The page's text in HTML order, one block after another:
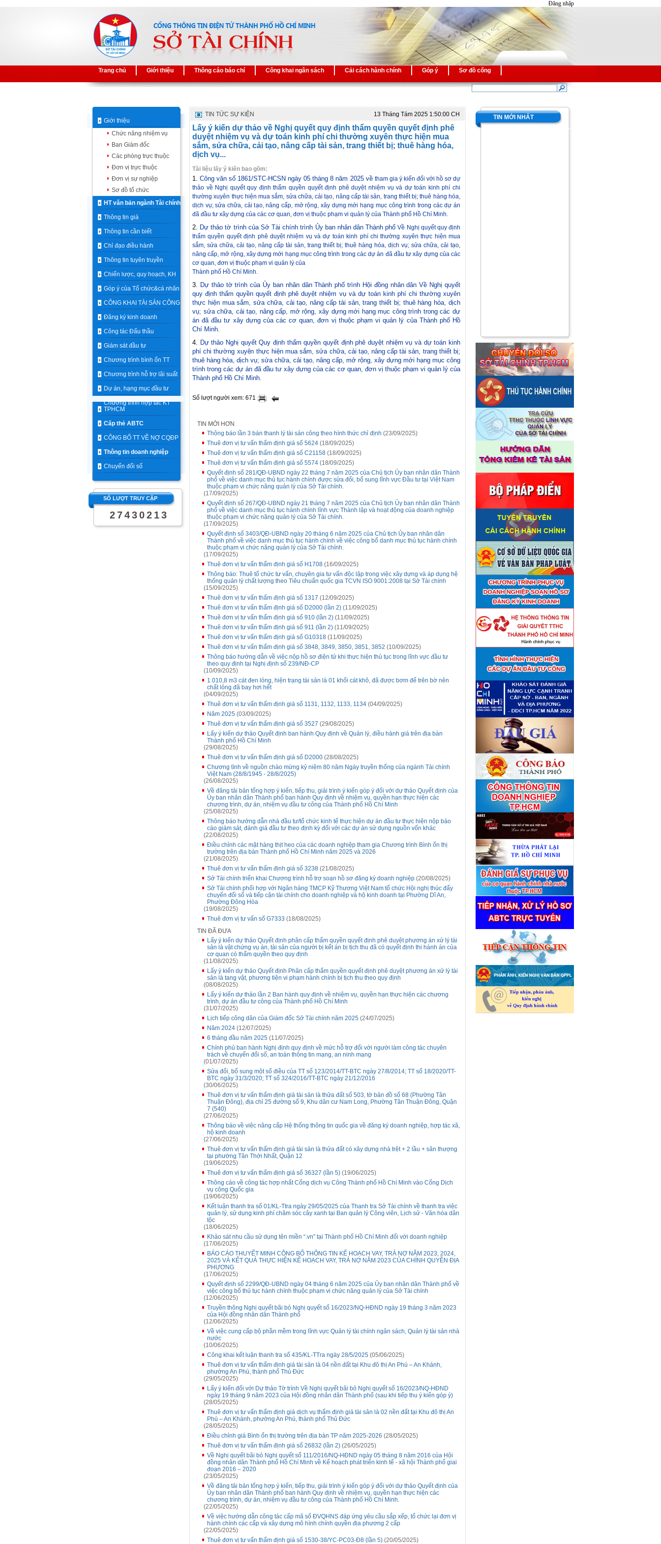
Đăng nhập
Trang chủ Giới thiệu Thông cáo báo chí Công khai ngân sách Cải cách hành chính Góp ý Sơ đồ cổng
Giới thiệu
Chức năng nhiệm vụ
Ban Giám đốc
Các phòng trực thuộc
Đơn vị trực thuộc
Đơn vị sự nghiệp
Sơ đồ tổ chức
HT văn bản ngành Tài chính
Thông tin giá
Thông tin cần biết
Chỉ đạo điều hành
Thông tin tuyên truyền
Chiến lược, quy hoạch, KH
Góp ý của Tổ chức&cá nhân
CÔNG KHAI TÀI SẢN CÔNG
Đăng ký kinh doanh
Công tác Đấu thầu
Giám sát đầu tư
Chương trình bình ổn TT
Chương trình hỗ trợ lãi suất
Dự án, hạng mục đầu tư
Chương trình hợp tác KT
TPHCM
Cấp thẻ ABTC
CÔNG BỐ TT VỀ NỢ CQĐP
Thông tin doanh nghiệp
Chuyển đổi số
SỐ LƯỢT TRUY CẬP
2 7 4 3 0 2 1 3
TIN TỨC SỰ KIỆN 13 Tháng Tám 2025 1:50:00 CH
Lấy ý kiến dự thảo về Nghị quyết quy định thẩm quyền quyết định phê
duyệt nhiệm vụ và dự toán kinh phí chi thường xuyên thực hiện mua
sắm, sửa chữa, cải tạo, nâng cấp tài sản, trang thiết bị; thuê hàng hóa,
dịch vụ...
Tài liệu lấy ý kiến bao gồm:
1.Công văn số 1861/STC-HCSN ngày 05 tháng 8 năm 2025 về tham gia ý kiến đối với hồ sơ dự
thảo về Nghị quyết quy định thẩm quyền quyết định phê duyệt nhiệm vụ và dự toán kinh phí chi
thường xuyên thực hiện mua sắm, sửa chữa, cải tạo, nâng cấp tài sản, trang thiết bị; thuê hàng hóa,
dịch vụ; sửa chữa, cải tạo, nâng cấp, mở rộng, xây dựng mới hạng mục công trình trong các dự án
đã đầu tư xây dựng của các cơ quan, đơn vị thuộc phạm vi quản lý của Thành phố Hồ Chí Minh.
2. Dự thảo tờ trình của Sở Tài chính trình Ủy ban nhân dân Thành phốVề Nghị quyết quy định
thẩm quyền quyết định phê duyệt nhiệm vụ và dự toán kinh phí chi thường xuyên thực hiện mua
sắm, sửa chữa, cải tạo, nâng cấp tài sản, trang thiết bị; thuê hàng hóa, dịch vụ; sửa chữa, cải tạo,
nâng cấp, mở rộng, xây dựng mới hạng mục công trình trong các dự án đã đầu tư xây dựng củacác
cơ quan, đơn vị thuộc phạm vi quản lý của
Thành phố Hồ Chí Minh.
3. Dự thảo tờ trình của Ủy ban nhân dân Thành phố trình Hội đồng nhân dânVề Nghị quyết
quy định thẩm quyền quyết định phê duyệt nhiệm vụ và dự toán kinh phí chi thường xuyên
thực hiện mua sắm, sửa chữa, cải tạo, nâng cấp tài sản, trang thiết bị; thuê hàng hóa, dịch
vụ; sửa chữa, cải tạo, nâng cấp, mở rộng, xây dựng mới hạng mục công trình trong các dự
án đã đầu tư xây dựng của các cơ quan, đơn vị thuộc phạm vi quản lý của Thành phố Hồ
Chí Minh.
4. Dự thảo Nghị quyếtQuy định thẩm quyền quyết định phê duyệt nhiệm vụ và dự toán kinh
phí chi thường xuyên thực hiện mua sắm, sửa chữa, cải tạo, nâng cấp tài sản, trang thiết bị;
thuê hàng hóa, dịch vụ; sửa chữa, cải tạo, nâng cấp, mở rộng, xây dựng mới hạng mục công
trình trong các dự án đã đầu tư xây dựng của các cơ quan, đơn vị thuộc phạm vi quản lý của
Thành phố Hồ Chí Minh.
Số lượt người xem: 671
TIN MỚI HƠN
Thông báo lần 3 bán thanh lý tài sản công theo hình thức chỉ định (23/09/2025)
Thuê đơn vị tư vấn thẩm định giá số 5624 (18/09/2025)
Thuê đơn vị tư vấn thẩm định giá số C21158 (18/09/2025)
Thuê đơn vị tư vấn thẩm định giá số 5574 (18/09/2025)
Quyết định số 281/QĐ-UBND ngày 22 tháng 7 năm 2025 của Chủ tịch Ủy ban nhân dân Thành
phố về việc danh mục thủ tục hành chính được sửa đổi, bổ sung lĩnh vực Đầu tư tại Việt Nam
thuộc phạm vi chức năng quản lý của Sở Tài chính.
(17/09/2025)
Quyết định số 267/QĐ-UBND ngày 21 tháng 7 năm 2025 của Chủ tịch Ủy ban nhân dân Thành
phố về việc danh mục thủ tục hành chính lĩnh vực Thành lập và hoạt động của doanh nghiệp
thuộc phạm vi chức năng quản lý của Sở Tài chính.
(17/09/2025)
Quyết định số 3403/QĐ-UBND ngày 20 tháng 6 năm 2025 của Chủ tịch Ủy ban nhân dân
Thành phố về việc danh mục thủ tục hành chính về việc công bố danh mục thủ tục hành chính
thuộc phạm vi chức năng quản lý của Sở Tài chính.
(17/09/2025)
Thuê đơn vị tư vấn thẩm định giá số H1708 (16/09/2025)
Thông báo: Thuê tổ chức tư vấn, chuyên gia tư vấn độc lập trong việc xây dựng và áp dụng hệ
thống quản lý chất lượng theo Tiêu chuẩn quốc gia TCVN ISO 9001:2008 tại Sở Tài chính
(15/09/2025)
Thuê đơn vị tư vấn thẩm định giá số 1317 (12/09/2025)
Thuê đơn vị tư vấn thẩm định giá số D2000 (lần 2) (11/09/2025)
Thuê đơn vị tư vấn thẩm định giá số 910 (lần 2) (11/09/2025)
Thuê đơn vị tư vấn thẩm định giá số 911 (lần 2) (11/09/2025)
Thuê đơn vị tư vấn thẩm định giá số G10318 (11/09/2025)
Thuê đơn vị tư vấn thẩm định giá số 3848, 3849, 3850, 3851, 3852 (10/09/2025)
Thông báo hướng dẫn về việc nộp hồ sơ điện tử khi thực hiện thủ tục trong lĩnh vực đầu tư
theo quy định tại Nghị định số 239/NĐ-CP
(10/09/2025)
1.010,8 m3 cát đen lỏng, hiện trạng tài sản là 01 khối cát khô, đã được bơm để trên bờ nên
chất lỏng đã bay hơi hết
(04/09/2025)
Thuê đơn vị tư vấn thẩm định giá số 1131, 1132, 1133, 1134 (04/09/2025)
Năm 2025 (03/09/2025)
Thuê đơn vị tư vấn thẩm định giá số 3527 (29/08/2025)
Lấy ý kiến dự thảo Quyết định ban hành Quy định về Quản lý, điều hành giá trên địa bàn
Thành phố Hồ Chí Minh
(29/08/2025)
Thuê đơn vị tư vấn thẩm định giá số D2000 (28/08/2025)
Chương tình về nguồn chào mừng kỷ niệm 80 năm Ngày truyền thống của ngành Tài chính
Việt Nam (28/8/1945 - 28/8/2025)
(26/08/2025)
Về đăng tải bản tổng hợp ý kiến, tiếp thu, giải trình ý kiến góp ý đối với dự thảo Quyết định của
Ủy ban nhân dân Thành phố ban hành Quy định về nhiệm vụ, quyền hạn thực hiện các
chương trình, dự án, nhiệm vụ đầu tư công của Thành phố Hồ Chí Minh
(25/08/2025)
Thông báo hướng dẫn nhà đầu tư/tổ chức kinh tế thực hiện dự án đầu tư thực hiện nộp báo
cáo giám sát, đánh giá đầu tư theo định kỳ đối với các dự án sử dụng nguồn vốn khác
(22/08/2025)
Điều chỉnh các mặt hàng thịt heo của các doanh nghiệp tham gia Chương trình Bình ổn thị
trường trên địa bàn Thành phố Hồ Chí Minh năm 2025 và 2026
(21/08/2025)
Thuê đơn vị tư vấn thẩm định giá số 3238 (21/08/2025)
Sở Tài chính triển khai Chương trình hỗ trợ soạn hồ sơ đăng ký doanh nghiệp (20/08/2025)
Sở Tài chính phối hợp với Ngân hàng TMCP Kỹ Thương Việt Nam tổ chức Hội nghị thúc đẩy
chuyển đổi số và tiếp cận tài chính cho doanh nghiệp và hộ kinh doanh tại Phường Dĩ An,
Phường Đông Hòa
(19/08/2025)
Thuê đơn vị tư vấn số G7333 (18/08/2025)
TIN ĐÃ ĐƯA
Lấy ý kiến dự thảo Quyết định phân cấp thẩm quyền quyết định phê duyệt phương án xử lý tài
sản là vật chứng vụ án, tài sản của người bị kết án bị tịch thu đã có quyết định thi hành án của
cơ quan có thẩm quyền theo quy định
(11/08/2025)
Lấy ý kiến dự thảo Quyết định Phân cấp thẩm quyền quyết định phê duyệt phương án xử lý tài
sản là tang vật, phương tiện vi phạm hành chính bị tịch thu theo quy định
(08/08/2025)
Lấy ý kiến dự thảo lần 2 Ban hành quy định về nhiệm vụ, quyền hạn thực hiện các chương
trình, dự án đầu tư công của Thành phố Hồ Chí Minh
(31/07/2025)
Lịch tiếp công dân của Giám đốc Sở Tài chính năm 2025 (24/07/2025)
Năm 2024 (12/07/2025)
6 tháng đầu năm 2025 (11/07/2025)
Chính phủ ban hành Nghị định quy định về mức hỗ trợ đối với người làm công tác chuyên
trách về chuyển đổi số, an toàn thông tin mạng, an ninh mạng
(01/07/2025)
Sửa đổi, bổ sung một số điều của TT số 123/2014/TT-BTC ngày 27/8/2014; TT số 18/2020/TT-
BTC ngày 31/3/2020; TT số 324/2016/TT-BTC ngày 21/12/2016
(30/06/2025)
Thuê đơn vị tư vấn thẩm định giá tài sản là thửa đất số 503, tờ bản đồ số 68 (Phường Tân
Thuận Đông), địa chỉ 25 đường số 9, Khu dân cư Nam Long, Phường Tân Thuận Đông, Quận
7 (540)
(27/06/2025)
Thông báo về việc nâng cấp Hệ thống thông tin quốc gia về đăng ký doanh nghiệp, hợp tác xã,
hộ kinh doanh
(27/06/2025)
Thuê đơn vị tư vấn thẩm định giá tài sản là thửa đất có xây dựng nhà trệt + 2 lầu + sân thượng
tại phường Tân Thới Nhất, Quận 12
(19/06/2025)
Thuê đơn vị tư vấn thẩm định giá số 36327 (lần 5) (19/06/2025)
Thông cáo về công tác hợp nhất Cổng dịch vụ Công Thành phố Hồ Chí Minh vào Cổng Dịch
vụ công Quốc gia
(19/06/2025)
Kết luận thanh tra số 01/KL-Ttra ngày 29/05/2025 của Thanh tra Sở Tài chính về thanh tra việc
quản lý, sử dụng kinh phí chăm sóc cây xanh tại Ban quản lý Công viên, Lịch sử - Văn hóa dân
tộc
(18/06/2025)
Khảo sát nhu cầu sử dụng tên miền “.vn” tại Thành phố Hồ Chí Minh đối với doanh nghiệp
(17/06/2025)
BÁO CÁO THUYẾT MINH CÔNG BỐ THÔNG TIN KẾ HOẠCH VAY, TRẢ NỢ NĂM 2023, 2024,
2025 VÀ KẾT QUẢ THỰC HIỆN KẾ HOẠCH VAY, TRẢ NỢ NĂM 2023 CỦA CHÍNH QUYỀN ĐỊA
PHƯƠNG
(17/06/2025)
Quyết định số 2299/QĐ-UBND ngày 04 tháng 6 năm 2025 của Ủy ban nhân dân Thành phố về
việc công bố thủ tục hành chính thuộc phạm vi chức năng quản lý của Sở Tài chính
(12/06/2025)
Truyền thông Nghị quyết bãi bỏ Nghị quyết số 16/2023/NQ-HĐND ngày 19 tháng 3 năm 2023
của Hội đồng nhân dân Thành phố
(12/06/2025)
Về việc cung cấp bộ phần mềm trong lĩnh vực Quản lý tài chính ngân sách, Quản lý tài sản nhà
nước
(10/06/2025)
Công khai kết luận thanh tra số 435/KL-TTra ngày 28/5/2025 (05/06/2025)
Thuê đơn vị tư vấn thẩm định giá tài sản là 04 nền đất tại Khu đô thị An Phú – An Khánh,
phường An Phú, thành phố Thủ Đức
(29/05/2025)
Lấy ý kiến đối với Dự thảo Tờ trình Về Nghị quyết bãi bỏ Nghị quyết số 16/2023/NQ-HĐND
ngày 19 tháng 9 năm 2023 của Hội đồng nhân dân Thành phố (sau khi tiếp thu ý kiến góp ý)
(28/05/2025)
Thuê đơn vị tư vấn thẩm định giá dịch vụ thẩm định giá tài sản là 02 nền đất tại Khu đô thị An
Phú – An Khánh, phường An Phú, thành phố Thủ Đức
(28/05/2025)
Điều chỉnh giá Bình ổn thị trường trên địa bàn TP năm 2025-2026 (28/05/2025)
Thuê đơn vị tư vấn thẩm định giá số 26832 (lần 2) (26/05/2025)
Về Nghị quyết bãi bỏ Nghị quyết số 111/2016/NQ-HĐND ngày 05 tháng 8 năm 2016 của Hội
đồng nhân dân Thành phố Hồ Chí Minh về Kế hoạch phát triển kinh tế - xã hội Thành phố giai
đoạn 2016 – 2020
(23/05/2025)
Về đăng tải bản tổng hợp ý kiến, tiếp thu, giải trình ý kiến góp ý đối với dự thảo Quyết định của
Ủy ban nhân dân Thành phố ban hành Quy định về nhiệm vụ, quyền hạn thực hiện các
chương trình, dự án, nhiệm vụ đầu tư công của Thành phố Hồ Chí Minh.
(22/05/2025)
Về việc hướng dẫn công tác cấp mã số ĐVQHNS đáp ứng yêu cầu sắp xếp, tổ chức lại đơn vị
hành chính các cấp và xây dựng mô hình chính quyền địa phương 2 cấp
(22/05/2025)
Thuê đơn vị tư vấn thẩm định giá số 1530-38/YC-PC03-Đ8 (lần 5) (20/05/2025)
TIN MỚI NHẤT
Thuê đơn vị tư vấn thẩm định
giá tài sản theo 09 Yêu cầu
định giá tài sản (04/08)
■ Quyết định số 4489/QĐ-
UBND ngày 21 tháng 7 năm
2026 của Ủy ban nhân dân
Thành phố về việc công bố
danh mục thủ tục hành chính
bị bãi bỏ lĩnh vực Công nghệ
thông tin thuộc phạm vi chức
năng quản lý của Sở Tài
chính (27/07)
Quyết định số 4477/QĐ-
UBND ngày 20 tháng 7 năm
2026 của Ủy ban nhân dân
Thành phố về việc công bố
danh mục thủ tục hành chính
nội bộ mới ban hành lĩnh vực
Công nghệ thông tin thuộc
phạm vi chức năng quản lý
của Sở Tài chính (27/07)
■
Thuê đơn vị tư vấn thẩm định
giá số C45701 (lần 2)
(27/07)
Thuê đơn vị tư vấn thẩm định
giá số 38965 (27/07)